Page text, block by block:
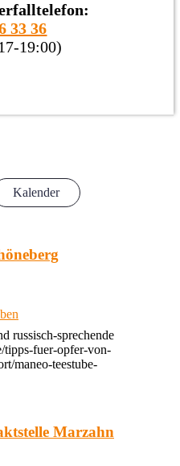
33 36
19:00)
Kalender
russisch-sprechende
tipps-fuer-opfer-von-
maneo-teestube-
Marzahn